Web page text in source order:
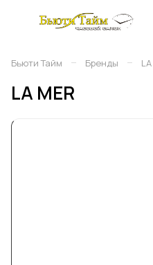
Бьюти Тайм – Бренды –
LA MER